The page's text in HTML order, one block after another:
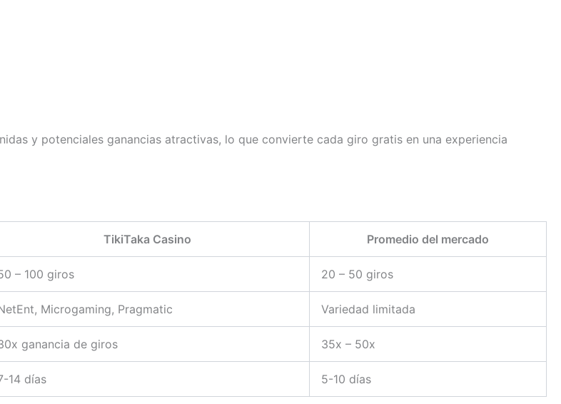
y potenciales ganancias atractivas, lo que convierte cada giro gratis en una experiencia
TikiTaka Casino Promedio del mercado
– 100 giros 20 – 50 giros
Microgaming, Pragmatic Variedad limitada
ganancia de giros 35x – 50x
14 días 5-10 días